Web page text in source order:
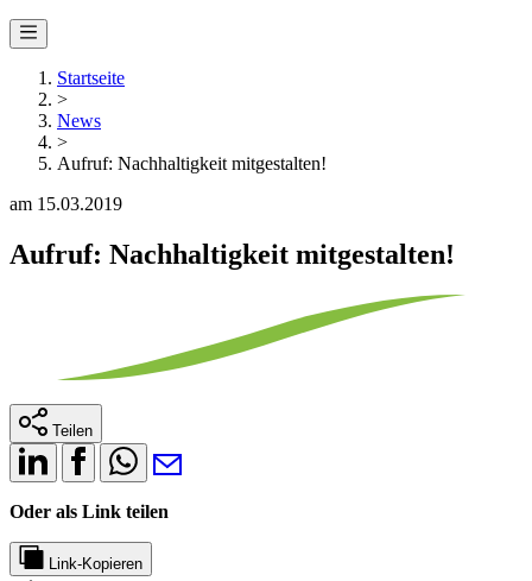
Startseite
>
News
>
Aufruf: Nachhaltigkeit mitgestalten!
am 15.03.2019
Aufruf: Nachhaltigkeit mitgestalten!
Teilen
Oder als Link teilen
Link-Kopieren